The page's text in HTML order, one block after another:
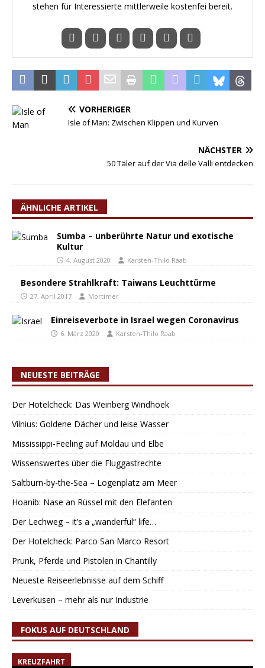
stehen für Interessierte mittlerweile kostenfei bereit.
VORHERIGER
Isle of Man: Zwischen Klippen und Kurven
NÄCHSTER
50 Täler auf der Via delle Valli entdecken
ÄHNLICHE ARTIKEL
Sumba – unberührte Natur und exotische
Kultur
4. August 2020 Karsten-Thilo Raab
Besondere Strahlkraft: Taiwans Leuchttürme
27. April 2017 Mortimer
Einreiseverbote in Israel wegen Coronavirus
6. März 2020 Karsten-Thilo Raab
NEUESTE BEITRÄGE
Der Hotelcheck: Das Weinberg Windhoek
Vilnius: Goldene Dächer und leise Wasser
Mississippi-Feeling auf Moldau und Elbe
Wissenswertes über die Fluggastrechte
Saltburn-by-the-Sea – Logenplatz am Meer
Hoanib: Nase an Rüssel mit den Elefanten
Der Lechweg – it’s a „wanderful“ life…
Der Hotelcheck: Parco San Marco Resort
Prunk, Pferde und Pistolen in Chantilly
Neueste Reiseerlebnisse auf dem Schiff
Leverkusen – mehr als nur Industrie
FOKUS AUF DEUTSCHLAND
KREUZFAHRT